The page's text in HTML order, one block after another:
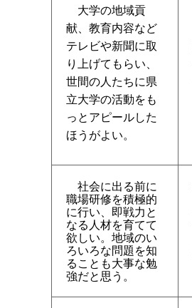
大学の地域貢
献、教育内容など
テレビや新聞に取
り上げてもらい、
世間の人たちに県
立大学の活動をも
っとアピールした
ほうがよい。
社会に出る前に
職場研修を積極的
に行い、即戦力と
なる人材を育てて
欲しい。地域のい
ろいろな問題を知
ることも大事な勉
強だと思う。